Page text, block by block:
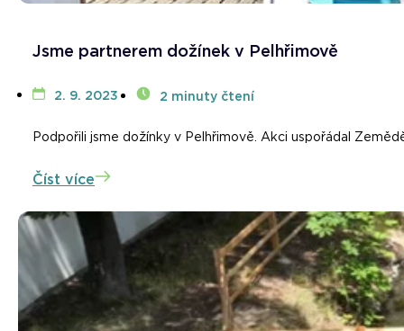
Jsme partnerem dožínek v Pelhřimově
2. 9. 2023 2 minuty čtení
Podpořili jsme dožínky v Pelhřimově. Akci uspořádal
Číst více